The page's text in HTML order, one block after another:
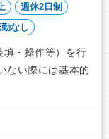
週休2日制
なし
填・操作等）を行
ない際には基本的